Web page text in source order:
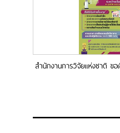
สำนักงานการวิจัยแห่งชาติ ขอ